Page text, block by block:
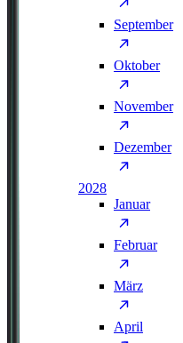
September
Oktober
November
Dezember
2028
Januar
Februar
März
April